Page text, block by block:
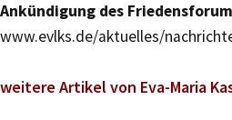
Ankündigung des
www.evlks.de/aktuelles/
weitere Artikel von Eva-Maria